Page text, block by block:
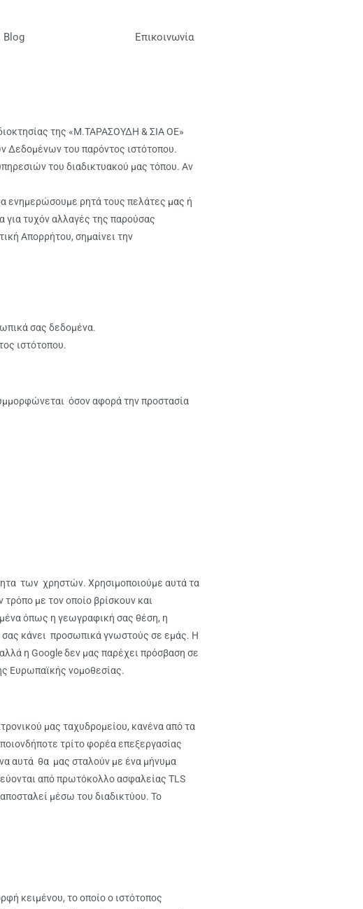
Blog Επικοινωνία
της «Μ.ΤΑΡΑΣΟΥΔΗ & ΣΙΑ ΟΕ»
Δεδομένων του παρόντος ιστότοπου.
του διαδικτυακού μας τόπου. Αν
ενημερώσουμε ρητά τους πελάτες μας ή
για τυχόν αλλαγές της παρούσας
Απορρήτου, σημαίνει την
σας δεδομένα.
ιστότοπου.
όσον αφορά την προστασία
των χρηστών. Χρησιμοποιούμε αυτά τα
με τον οποίο βρίσκουν και
όπως η γεωγραφική σας θέση, η
σας κάνει προσωπικά γνωστούς σε εμάς. Η
η Google δεν μας παρέχει πρόσβαση σε
Ευρωπαϊκής νομοθεσίας.
μας ταχυδρομείου, κανένα από τα
τρίτο φορέα επεξεργασίας
αυτά θα μας σταλούν με ένα μήνυμα
από πρωτόκολλο ασφαλείας TLS
μέσω του διαδικτύου. Το
κειμένου, το οποίο ο ιστότοπος